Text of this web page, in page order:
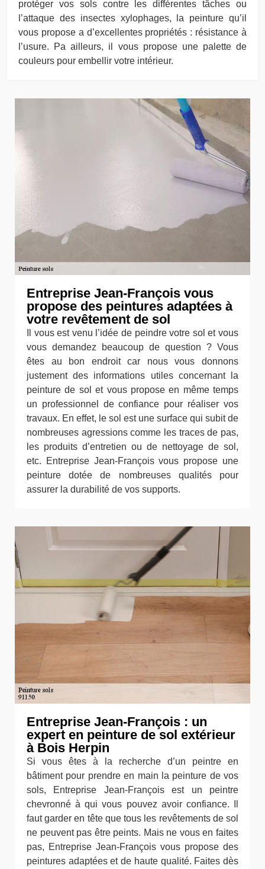
protéger vos sols contre les différentes tâches ou
l’attaque des insectes xylophages, la peinture qu’il
vous propose a d’excellentes propriétés : résistance à
l’usure. Pa ailleurs, il vous propose une palette de
couleurs pour embellir votre intérieur.
Entreprise Jean-François vous
propose des peintures adaptées à
votre revêtement de sol
Il vous est venu l’idée de peindre votre sol et vous
vous demandez beaucoup de question ? Vous
êtes au bon endroit car nous vous donnons
justement des informations utiles concernant la
peinture de sol et vous propose en même temps
un professionnel de confiance pour réaliser vos
travaux. En effet, le sol est une surface qui subit de
nombreuses agressions comme les traces de pas,
les produits d’entretien ou de nettoyage de sol,
etc. Entreprise Jean-François vous propose une
peinture dotée de nombreuses qualités pour
assurer la durabilité de vos supports.
Entreprise Jean-François : un
expert en peinture de sol extérieur
à Bois Herpin
Si vous êtes à la recherche d’un peintre en
bâtiment pour prendre en main la peinture de vos
sols, Entreprise Jean-François est un peintre
chevronné à qui vous pouvez avoir confiance. Il
faut garder en tête que tous les revêtements de sol
ne peuvent pas être peints. Mais ne vous en faites
pas, Entreprise Jean-François vous propose des
peintures adaptées et de haute qualité. Faites dès